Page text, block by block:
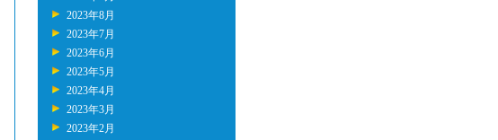
2023年8月
2023年7月
2023年6月
2023年5月
2023年4月
2023年3月
2023年2月